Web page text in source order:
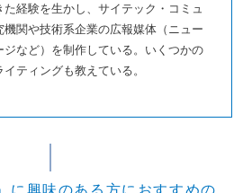
経験を生かし、サイテック・コミュ
機関や技術系企業の広報媒体（ニュー
ジなど）を制作している。いくつかの
ティングも教えている。
に興味のある方におすすめの